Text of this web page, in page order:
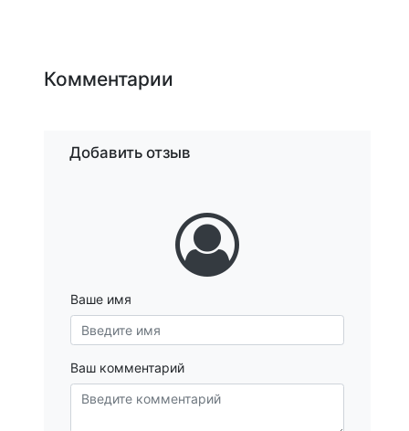
Комментарии
Добавить отзыв
Ваше имя
Ваш комментарий